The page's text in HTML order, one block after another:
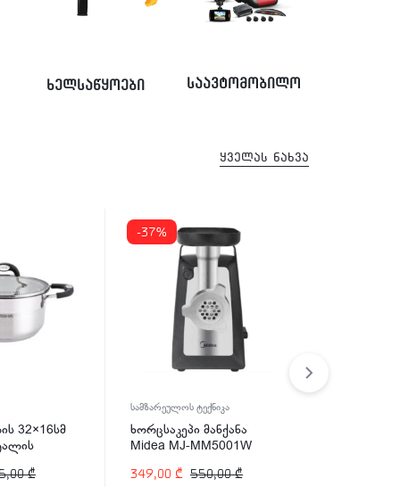
ხელსაწყოები საავტომობილო
ყველას ნახვა
32×16სმ
₾
-37%
სამზარეულოს ტექნიკა
ხორცსაკეპი მანქანა
Midea MJ-MM5001W
550,00₾
349,00 ₾